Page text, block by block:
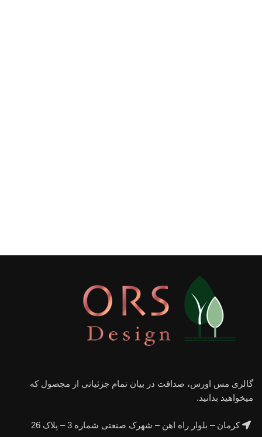
گالری مس اورس، صداقت در بیان تمام جزئیاتی از مجصول که
میخواهید بدانید.
کرمان – بلوار راه اهن – شهرک صنعتی شماره 3 – پلاک 26